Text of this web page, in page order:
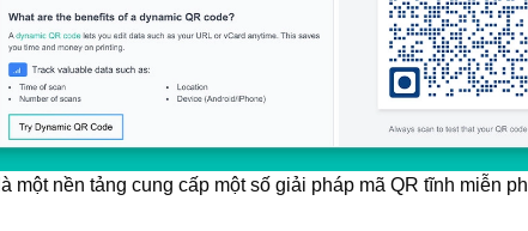
là một nền tảng cung cấp một số giải pháp mã QR tĩnh miễn